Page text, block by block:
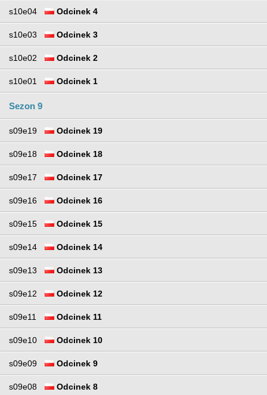
s10e04 Odcinek 4
s10e03 Odcinek 3
s10e02 Odcinek 2
s10e01 Odcinek 1
Sezon 9
s09e19 Odcinek 19
s09e18 Odcinek 18
s09e17 Odcinek 17
s09e16 Odcinek 16
s09e15 Odcinek 15
s09e14 Odcinek 14
s09e13 Odcinek 13
s09e12 Odcinek 12
s09e11 Odcinek 11
s09e10 Odcinek 10
s09e09 Odcinek 9
s09e08 Odcinek 8